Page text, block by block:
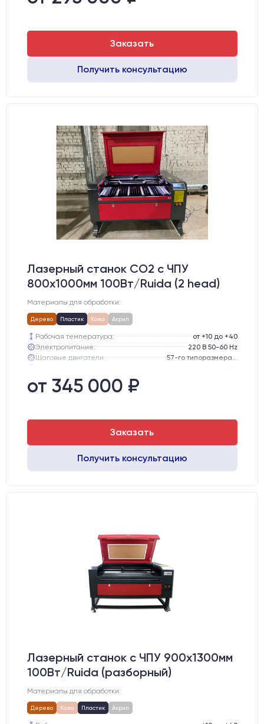
Заказать
Получить консультацию
Лазерный станок CO2 c ЧПУ
800х1000мм 100Вт/Ruida (2 head)
Материалы для обработки:
Дерево Пластик Кожа Акрил
Рабочая температура:
от +10 до +40
Электропитание:
220 В 50-60 Hz
Шаговые двигатели:
Направляющие оси Y:
Направляющие оси Х:
от 345 000 ₽
Заказать
Получить консультацию
Лазерный станок c ЧПУ 900х1300мм
100Вт/Ruida (разборный)
Материалы для обработки:
Дерево Кожа Пластик Акрил